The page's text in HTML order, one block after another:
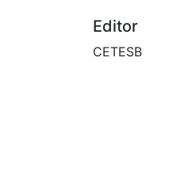
Editor
CETESB